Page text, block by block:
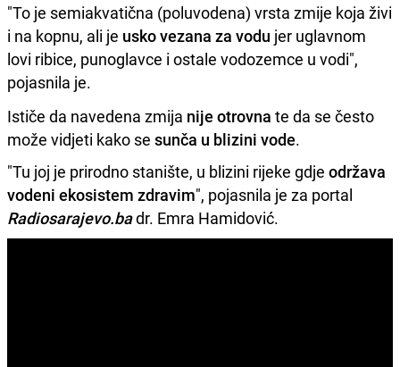
"To je semiakvatična (poluvodena) vrsta zmije koja živi
i na kopnu, ali je usko vezana za vodu jer uglavnom
lovi ribice, punoglavce i ostale vodozemce u vodi",
pojasnila je.
Ističe da navedena zmija nije otrovna te da se često
može vidjeti kako se sunča u blizini vode.
"Tu joj je prirodno stanište, u blizini rijeke gdje održava
vodeni ekosistem zdravim", pojasnila je za portal
Radiosarajevo.badr. Emra Hamidović.